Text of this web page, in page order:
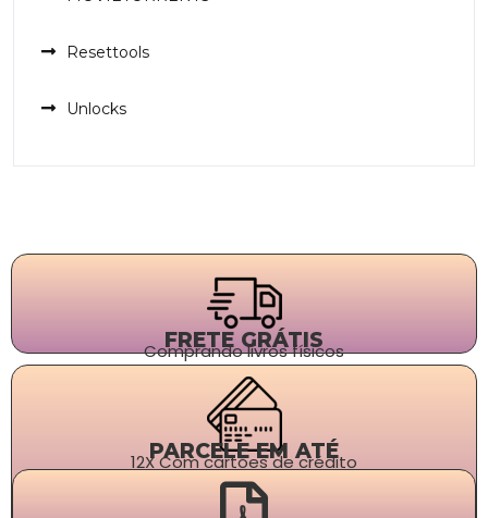
Resettools
Unlocks
FRETE GRÁTIS
Comprando livros físicos
PARCELE EM ATÉ
12X Com cartões de crédito